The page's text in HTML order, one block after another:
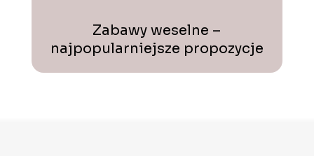
Zabawy weselne –
najpopularniejsze propozycje